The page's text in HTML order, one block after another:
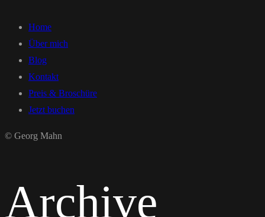
Home
Über mich
Blog
Kontakt
Preis & Broschüre
Jetzt buchen
© Georg Mahn
Archive